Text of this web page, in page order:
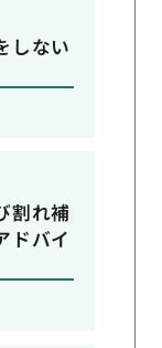
しない
割れ補
ドバイ